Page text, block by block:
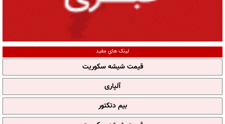
لینک های مفید
قیمت شیشه سکوریت
آلپاری
بیم دتکتور